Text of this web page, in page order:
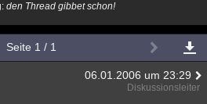
Politik Mystery
Technologie Ufologie
den Thread gibbet schon!
Seite 1 / 1
06.01.2006 um 23:29
Diskussionsleiter